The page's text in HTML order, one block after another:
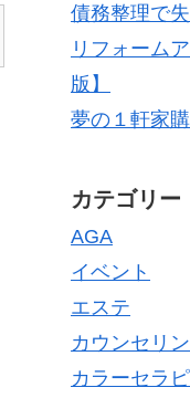
債務整理で
リフォーム
版】
夢の１軒家
カテゴリー
AGA
イベント
エステ
カウンセリ
カラーセラ